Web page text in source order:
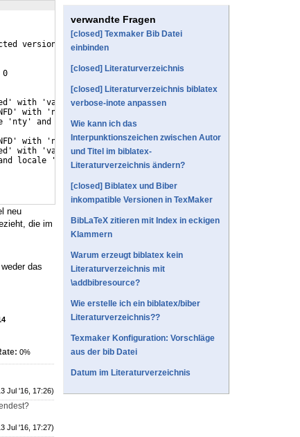
version 2.7
0
with 'variable = non-ignorable'
with 'normalization = prenormalized'
'nty' and locale 'de-DE'
with 'normalization = prenormalized'
with 'variable = non-ignorable'
locale 'de-DE'
neu
die im
das
0%
Jul '16, 17:26)
Jul '16, 17:27)
verwandte Fragen
[closed] Texmaker Bib Datei
einbinden
[closed] Literaturverzeichnis
[closed] Literaturverzeichnis biblatex
verbose-inote anpassen
Wie kann ich das
Interpunktionszeichen zwischen Autor
und Titel im biblatex-
Literaturverzeichnis ändern?
[closed] Biblatex und Biber
inkompatible Versionen in TexMaker
BibLaTeX zitieren mit Index in eckigen
Klammern
Warum erzeugt biblatex kein
Literaturverzeichnis mit
\addbibresource?
Wie erstelle ich ein biblatex/biber
Literaturverzeichnis??
Texmaker Konfiguration: Vorschläge
aus der bib Datei
Datum im Literaturverzeichnis